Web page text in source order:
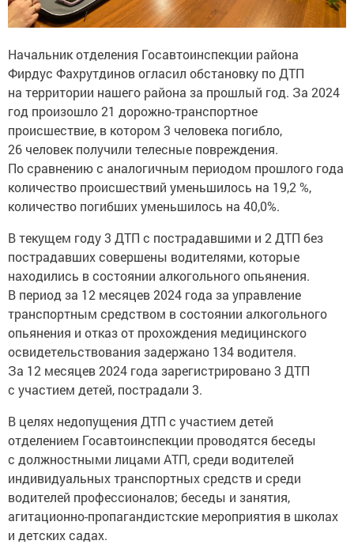
Начальник отделения Госавтоинспекции района
Фирдус Фахрутдинов огласил обстановку по ДТП
на территории нашего района за прошлый год. За 2024
год произошло 21 дорожно-транспортное
происшествие, в котором 3 человека погибло,
26 человек получили телесные повреждения.
По сравнению с аналогичным периодом прошлого года
количество происшествий уменьшилось на 19,2 %,
количество погибших уменьшилось на 40,0%.
В текущем году 3 ДТП с пострадавшими и 2 ДТП без
пострадавших совершены водителями, которые
находились в состоянии алкогольного опьянения.
В период за 12 месяцев 2024 года за управление
транспортным средством в состоянии алкогольного
опьянения и отказ от прохождения медицинского
освидетельствования задержано 134 водителя.
За 12 месяцев 2024 года зарегистрировано 3 ДТП
с участием детей, пострадали 3.
В целях недопущения ДТП с участием детей
отделением Госавтоинспекции проводятся беседы
с должностными лицами АТП, среди водителей
индивидуальных транспортных средств и среди
водителей профессионалов; беседы и занятия,
агитационно-пропагандистские мероприятия в школах
и детских садах.